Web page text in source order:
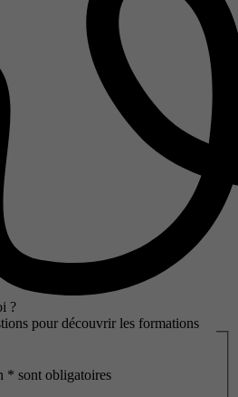
?
pour découvrir les formations
* sont obligatoires